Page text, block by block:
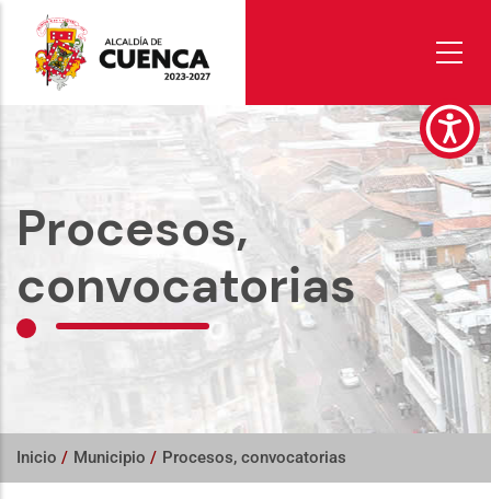
contenido
principal
Procesos,
convocatorias
Inicio / Municipio / Procesos, convocatorias